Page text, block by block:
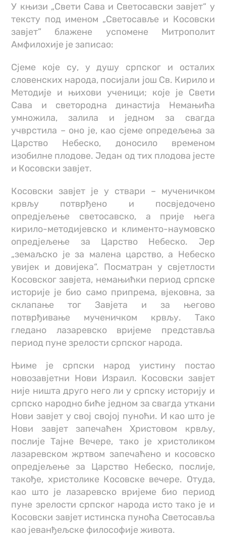
У књизи „Свети Сава и Светосавски завјет“ у
тексту под именом „Светосавље и Косовски
завјет” блажене успомене Митрополит
Амфилохије је записао:
Сјеме које су, у душу српског и осталих
словенских народа, посијали још Св. Кирило и
Методије и њихови ученици; које је Свети
Сава и светородна династија Немањића
умножила, залила и једном за свагда
учврстила – оно је, као сјеме опредељења за
Царство Небеско, доносило временом
изобилне плодове. Један од тих плодова јесте
и Косовски завјет.
Косовски завјет је у ствари – мученичком
крвљу потврђено и посвједочено
опредјељење светосавско, а прије њега
кирило-методијевско и клименто-наумовско
опредјељење за Царство Небеско. Јер
„земаљско је за малена царство, а Небеско
увијек и довијека“. Посматран у свјетлости
Косовског завјета, немањићки период српске
историје је био само припрема, вјековна, за
склапање тог Завјета и за његово
потврђивање мученичком крвљу. Тако
гледано лазаревско вријеме представља
период пуне зрелости српског народа.
Њиме је српски народ уистину постао
новозавјетни Нови Израил. Косовски завјет
није ништа друго него ли у српску историју и
српско народно биће једном за свагда уткани
Нови завјет у свој својој пуноћи. И као што је
Нови завјет запечаћен Христовом крвљу,
послије Тајне Вечере, тако је христоликом
лазаревском жртвом запечаћено и косовско
опредјељење за Царство Небеско, послије,
такође, христолике Косовске вечере. Отуда,
као што је лазаревско вријеме био период
пуне зрелости српског народа исто тако је и
Косовски завјет истинска пуноћа Светосавља
као јеванђељске философије живота.